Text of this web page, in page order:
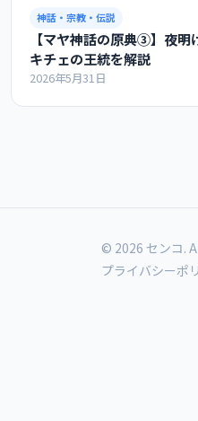
神話・宗教・伝説
【マヤ神話の原典③】夜
キチェの王統を解説
2026年5月31日
© 2026 センコ.
プライバシーポ